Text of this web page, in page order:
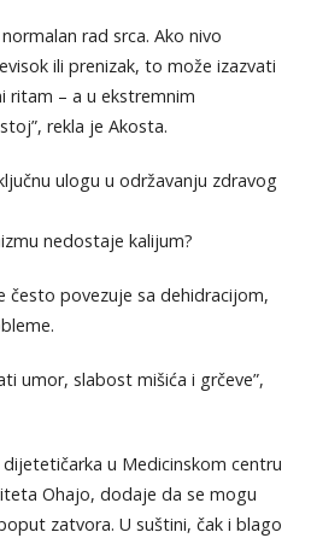
rad srca. Ako nivo
ili prenizak, to može izazvati
ritam – a u ekstremnim
rekla je Akosta.
ulogu u održavanju zdravog
nedostaje kalijum?
često povezuje sa dehidracijom,
umor, slabost mišića i grčeve”,
u Medicinskom centru
Ohajo, dodaje da se mogu
zatvora. U suštini, čak i blago